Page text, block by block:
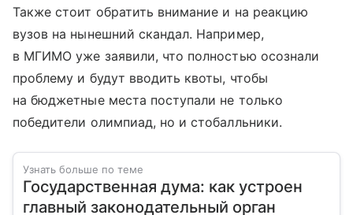
Также стоит обратить внимание и на реакцию
вузов на нынешний скандал. Например,
в МГИМО уже заявили, что полностью осознали
проблему и будут вводить квоты, чтобы
на бюджетные места поступали не только
победители олимпиад, но и стобалльники.
Узнать больше по теме
Государственная дума: как устроен
главный законодательный орган